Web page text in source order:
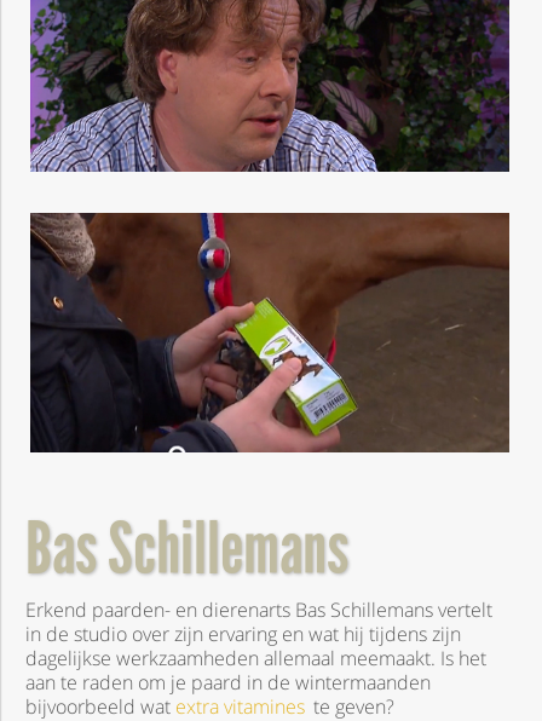
Bas Schillemans
Erkend paarden- en dierenarts Bas Schillemans vertelt
in de studio over zijn ervaring en wat hij tijdens zijn
dagelijkse werkzaamheden allemaal meemaakt. Is het
aan te raden om je paard in de wintermaanden
bijvoorbeeld wat extra vitamines te geven?